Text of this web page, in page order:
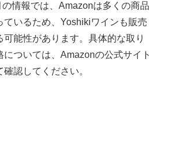
情報では、Amazonは多くの商品
ているため、Yoshikiワインも販売
可能性があります。具体的な取り
については、Amazonの公式サイト
確認してください。